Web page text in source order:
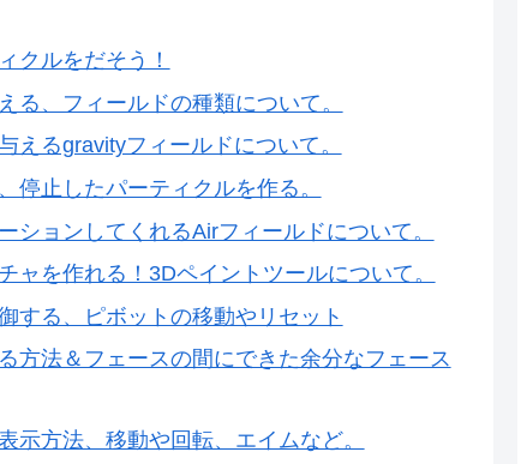
クルをだそう！
る、フィールドの種類について。
えるgravityフィールドについて。
停止したパーティクルを作る。
ションしてくれるAirフィールドについて。
ャを作れる！3Dペイントツールについて。
する、ピボットの移動やリセット
方法＆フェースの間にできた余分なフェース
示方法、移動や回転、エイムなど。